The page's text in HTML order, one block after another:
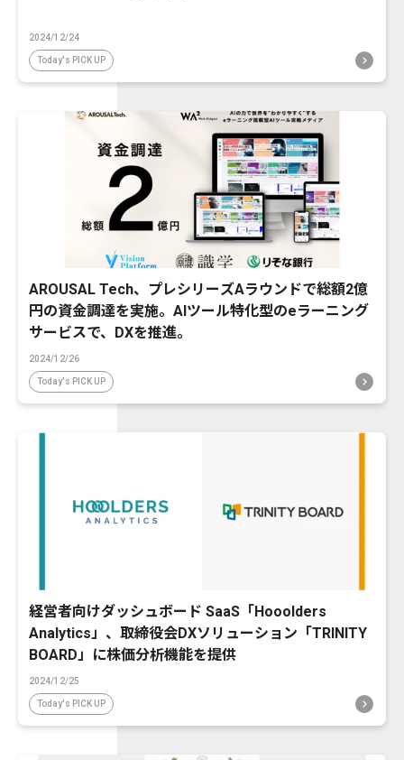
2024/12/24
Today's PICK UP
AROUSAL Tech、プレシリーズAラウンドで総額2億
円の資金調達を実施。AIツール特化型のeラーニング
サービスで、DXを推進。
2024/12/26
Today's PICK UP
経営者向けダッシュボード SaaS「Hooolders
Analytics」、取締役会DXソリューション「TRINITY
BOARD」に株価分析機能を提供
2024/12/25
Today's PICK UP